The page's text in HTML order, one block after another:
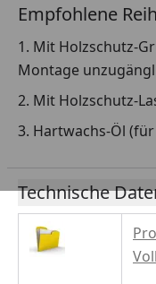
Empfohlene
1. Mit Holzschutz-
Montage
2. Mit Holzschutz-
3. Hartwachs-Öl
Technische